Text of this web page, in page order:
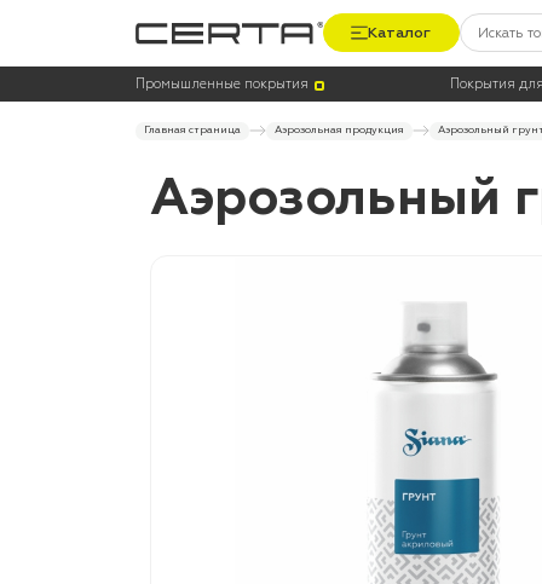
Каталог
Промышленные покрытия Покрытия
Главная страница Аэрозольная продукция Аэрозольный
Аэрозольный